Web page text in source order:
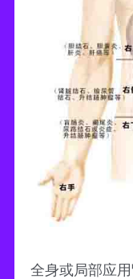
全身或局部应